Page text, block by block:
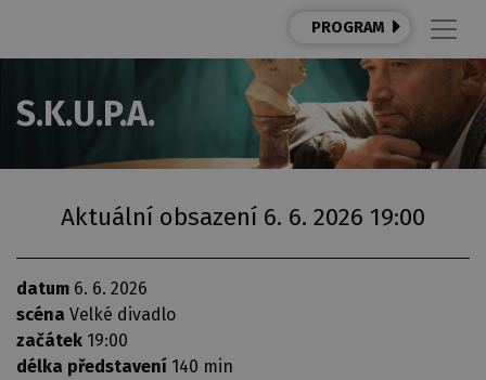
PROGRAM
S.K.U.P.A.
Aktuální obsazení 6. 6. 2026 19:00
datum 6. 6. 2026
scéna Velké divadlo
začátek 19:00
délka představení 140 min